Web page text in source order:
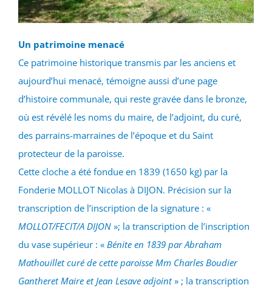
Un patrimoine menacé
Ce patrimoine historique transmis par les anciens et
aujourd’hui menacé, témoigne aussi d’une page
d’histoire communale, qui reste gravée dans le bronze,
où est révélé les noms du maire, de l’adjoint, du curé,
des parrains-marraines de l’époque et du Saint
protecteur de la paroisse.
Cette cloche a été fondue en 1839 (1650 kg) par la
Fonderie MOLLOT Nicolas à DIJON. Précision sur la
transcription de l’inscription de la signature : «
MOLLOT/FECIT/A DIJON»; la transcription de l’inscription
du vase supérieur : « Bénite en 1839 par Abraham
Mathouillet curé de cette paroisse Mm Charles Boudier
Gantheret Maire et Jean Lesave adjoint» ; la transcription